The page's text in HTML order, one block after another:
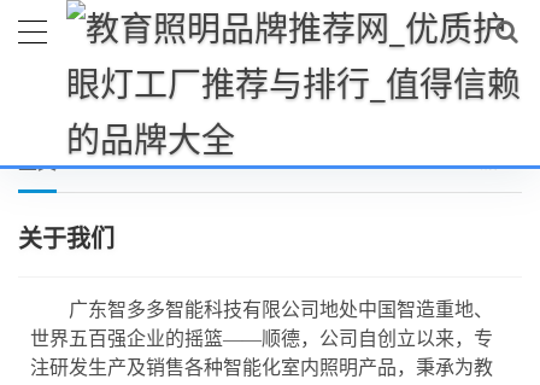
当前位置： 首页 >> 关于 >>关于我们
正文
关于我们
广东智多多智能科技有限公司地处中国智造重地、
世界五百强企业的摇篮——顺德，公司自创立以来，专
注研发生产及销售各种智能化室内照明产品，秉承为教